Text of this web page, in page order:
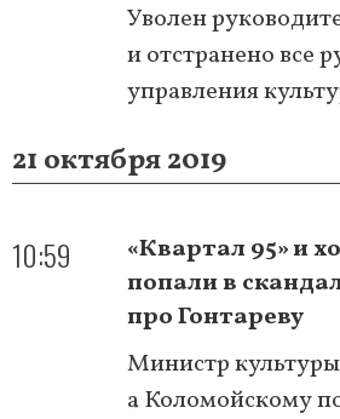
Уволен
и отстранено все
управления
21 октября 2019
10:59
«Квартал 95» и
попали в
про Гонтареву
Министр
а Коломойскому